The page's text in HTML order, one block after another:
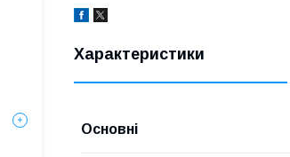
Характеристики
Основні